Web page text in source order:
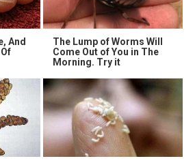
And
The Lump of Worms Will
Come Out of You in The
Morning. Try it